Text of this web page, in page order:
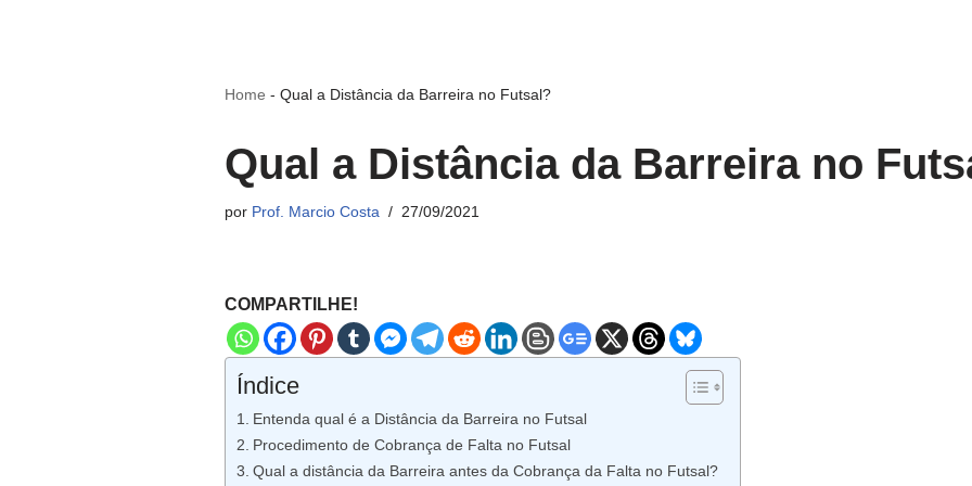
Home - Qual a Distância da Barreira no Futsal?
Qual a Distância da Barreira no
por Prof. Marcio Costa 27/09/2021
COMPARTILHE!
Índice
Entenda qual é a Distância da Barreira no Futsal
Procedimento de Cobrança de Falta no Futsal
Qual a distância da Barreira antes da Cobrança da Falta no Futsal?